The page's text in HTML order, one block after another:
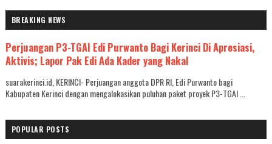
BREAKING NEWS
Perjuangan P3-TGAI Edi Purwanto Bagi Kerinci Di Apresiasi,
Aktivis; Lapor Pak Edi Ada Kader yang Nakal
suarakerinci.id, KERINCI- Perjuangan anggota DPR RI, Edi Purwanto bagi
Kabupaten Kerinci dengan mengalokasikan puluhan paket proyek P3-TGAI ...
POPULAR POSTS